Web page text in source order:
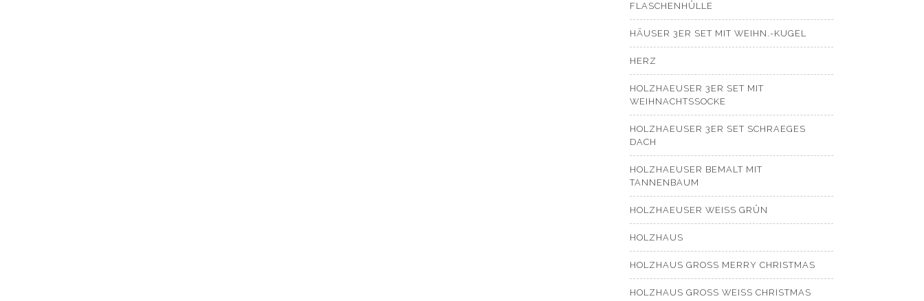
FLASCHENHÜLLE
HÄUSER 3ER SET MIT WEIHN.-KUGEL
HERZ
HOLZHAEUSER 3ER SET MIT
WEIHNACHTSSOCKE
HOLZHAEUSER 3ER SET SCHRAEGES
DACH
HOLZHAEUSER BEMALT MIT
TANNENBAUM
HOLZHAEUSER WEISS GRÜN
HOLZHAUS
HOLZHAUS GROSS MERRY CHRISTMAS
HOLZHAUS GROSS WEISS CHRISTMAS